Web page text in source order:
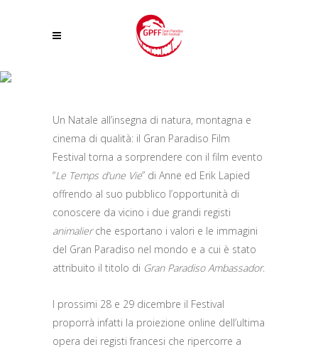
AMBASSADOR AD ANNE ED ERIK LAPIED
Un Natale all’insegna di natura, montagna e
cinema di qualità: il Gran Paradiso Film
Festival torna a sorprendere con il film evento
“Le Temps d’une Vie” di Anne ed Erik Lapied
offrendo al suo pubblico l’opportunità di
conoscere da vicino i due grandi registi
animalierche esportano i valori e le immagini
del Gran Paradiso nel mondo e a cui è stato
attribuito il titolo di Gran Paradiso Ambassador.
I prossimi 28 e 29 dicembre il Festival
proporrà infatti la proiezione online dell’ultima
opera dei registi francesi che ripercorre a